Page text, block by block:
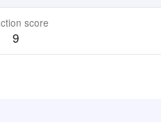
score
9